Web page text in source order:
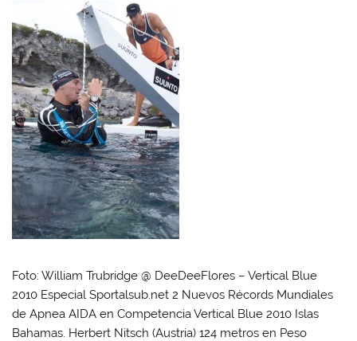
Foto: William Trubridge @ DeeDeeFlores – Vertical Blue
2010 Especial Sportalsub.net 2 Nuevos Récords Mundiales
de Apnea AIDA en Competencia Vertical Blue 2010 Islas
Bahamas. Herbert Nitsch (Austria) 124 metros en Peso